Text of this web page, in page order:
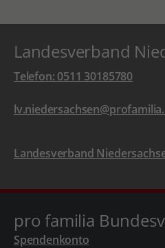
Landesverband
Telefon: 0511 30185780
Landesverband
pro familia
Spendenkonto